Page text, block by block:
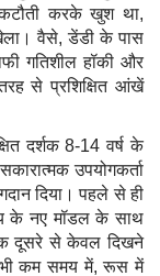
कटौती करके खुश था,
वैसे, डेंडी के पास
गतिशील हॉकी और
से प्रशिक्षित आंखें
दर्शक 8-14 वर्ष के
उपयोगकर्ता
दिया। पहले से ही
के नए मॉडल के साथ
दूसरे से केवल दिखने
कम समय में, रूस में